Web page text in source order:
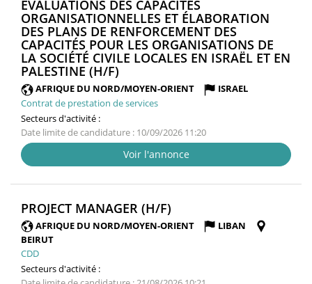
EVALUATIONS DES CAPACITÉS
ORGANISATIONNELLES ET ÉLABORATION
DES PLANS DE RENFORCEMENT DES
CAPACITÉS POUR LES ORGANISATIONS DE
LA SOCIÉTÉ CIVILE LOCALES EN ISRAËL ET EN
PALESTINE (H/F)
FENÊTRE)
AFRIQUE DU NORD/MOYEN-ORIENT
ISRAEL
Contrat de prestation de services
Secteurs d'activité :
Date limite de candidature : 10/09/2026 11:20
Voir l'annonce
PROJECT MANAGER (H/F)
FENÊTRE)
AFRIQUE DU NORD/MOYEN-ORIENT
LIBAN
BEIRUT
CDD
Secteurs d'activité :